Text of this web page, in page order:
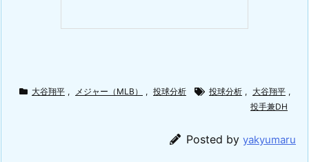
大谷翔平 , メジャー（MLB） , 投球分析 投球分析 , 大谷翔平 ,
投手兼DH
Posted by yakyumaru